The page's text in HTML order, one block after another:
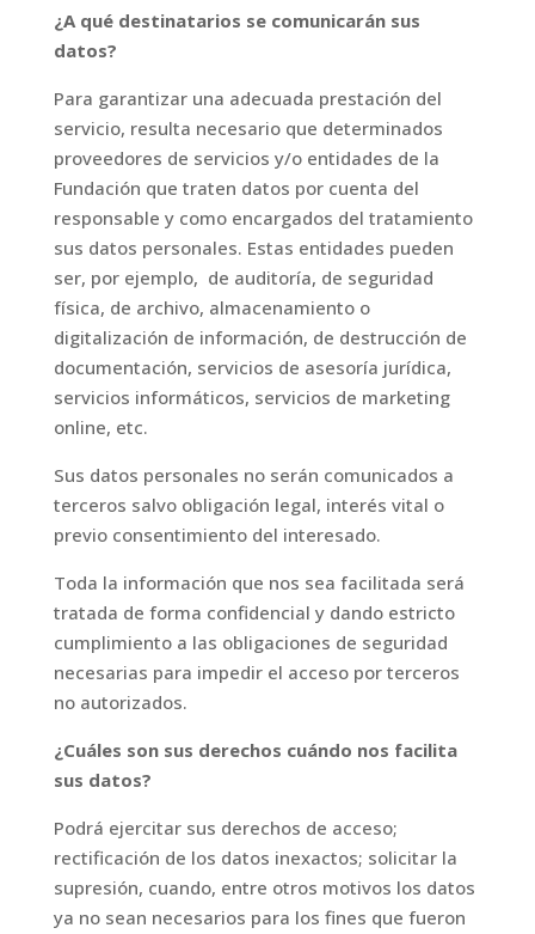
¿A qué destinatarios se comunicarán sus
datos?
Para garantizar una adecuada prestación del
servicio, resulta necesario que determinados
proveedores de servicios y/o entidades de la
Fundación que traten datos por cuenta del
responsable y como encargados del tratamiento
sus datos personales. Estas entidades pueden
ser, por ejemplo, de auditoría, de seguridad
física, de archivo, almacenamiento o
digitalización de información, de destrucción de
documentación, servicios de asesoría jurídica,
servicios informáticos, servicios de marketing
online, etc.
Sus datos personales no serán comunicados a
terceros salvo obligación legal, interés vital o
previo consentimiento del interesado.
Toda la información que nos sea facilitada será
tratada de forma confidencial y dando estricto
cumplimiento a las obligaciones de seguridad
necesarias para impedir el acceso por terceros
no autorizados.
¿Cuáles son sus derechos cuándo nos facilita
sus datos?
Podrá ejercitar sus derechos de acceso;
rectificación de los datos inexactos; solicitar la
supresión, cuando, entre otros motivos los datos
ya no sean necesarios para los fines que fueron